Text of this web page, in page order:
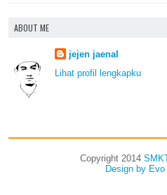
ABOUT ME
jejen jaenal
Lihat profil lengkapku
Copyright 2014
Design by